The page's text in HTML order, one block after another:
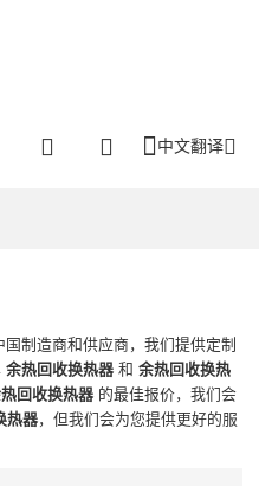
中文翻译
国制造商和供应商，我们提供定制
余热回收换热器 和余热回收换热
回收换热器 的最佳报价，我们会
热器，但我们会为您提供更好的服